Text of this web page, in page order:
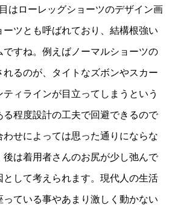
はローレッグショーツのデザイン画
ーツとも呼ばれており、結構根強い
ですね。例えばノーマルショーツの
るのが、タイトなズボンやスカー
ティラインが目立ってしまうという
る程度設計の工夫で回避できるので
せによっては思った通りにならな
後は着用者さんのお尻が少し弛んで
として考えられます。現代人の生活
っている事やあまり激しく動かない